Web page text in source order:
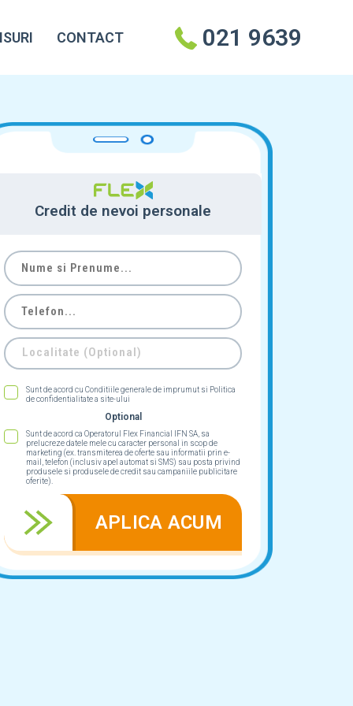
CONTACT 021 9639
Credit de nevoi personale
Nume
si
Prenume
Telefon
Localitate
Localitate (Optional)
Sunt de acord cu Conditiile generale de imprumut si Politica
de confidentialitate a site-ului
Optional
Sunt de acord ca Operatorul Flex Financial IFN SA, sa
prelucreze datele mele cu caracter personal in scop de
marketing (ex. transmiterea de oferte sau informatii prin e-
mail, telefon (inclusiv apel automat si SMS) sau posta privind
produsele si produsele de credit sau campaniile publicitare
oferite).
APLICA ACUM